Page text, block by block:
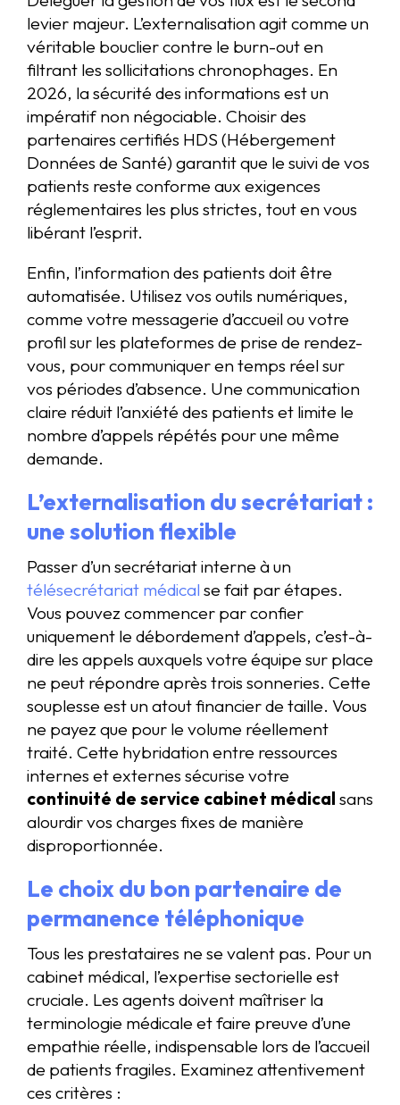
levier majeur. L’externalisation agit comme un
véritable bouclier contre le burn-out en
filtrant les sollicitations chronophages. En
2026, la sécurité des informations est un
impératif non négociable. Choisir des
partenaires certifiés HDS (Hébergement
Données de Santé) garantit que le suivi de vos
patients reste conforme aux exigences
réglementaires les plus strictes, tout en vous
libérant l’esprit.
Enfin, l’information des patients doit être
automatisée. Utilisez vos outils numériques,
comme votre messagerie d’accueil ou votre
profil sur les plateformes de prise de rendez-
vous, pour communiquer en temps réel sur
vos périodes d’absence. Une communication
claire réduit l’anxiété des patients et limite le
nombre d’appels répétés pour une même
demande.
L’externalisation du secrétariat :
une solution flexible
Passer d’un secrétariat interne à un
télésecrétariat médical se fait par étapes.
Vous pouvez commencer par confier
uniquement le débordement d’appels, c’est-à-
dire les appels auxquels votre équipe sur place
ne peut répondre après trois sonneries. Cette
souplesse est un atout financier de taille. Vous
ne payez que pour le volume réellement
traité. Cette hybridation entre ressources
internes et externes sécurise votre
continuité de service cabinet médical sans
alourdir vos charges fixes de manière
disproportionnée.
Le choix du bon partenaire de
permanence téléphonique
Tous les prestataires ne se valent pas. Pour un
cabinet médical, l’expertise sectorielle est
cruciale. Les agents doivent maîtriser la
terminologie médicale et faire preuve d’une
empathie réelle, indispensable lors de l’accueil
de patients fragiles. Examinez attentivement
ces critères :